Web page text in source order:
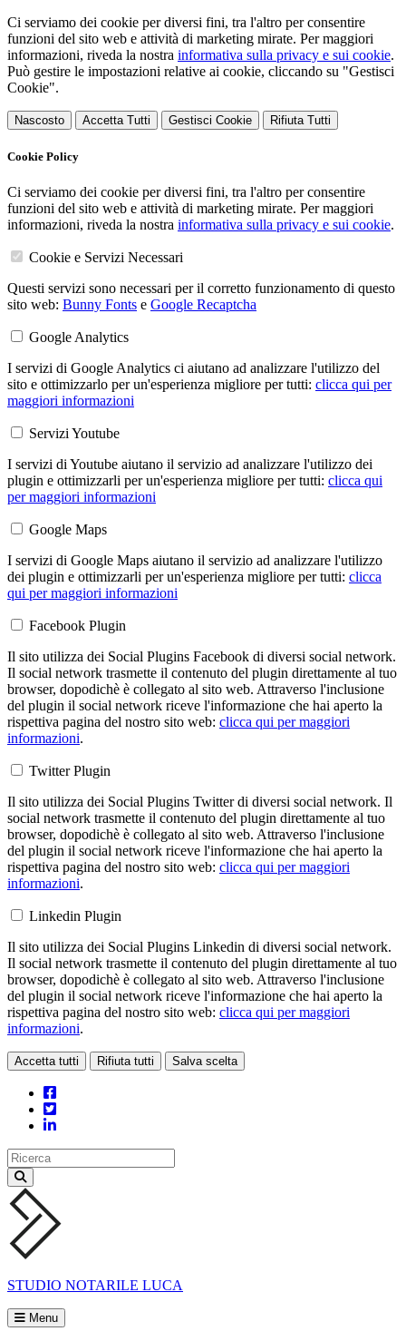
Ci serviamo dei cookie per diversi fini, tra l'altro per consentire
funzioni del sito web e attività di marketing mirate. Per maggiori
informazioni, riveda la nostra informativa sulla privacy e sui cookie.
Può gestire le impostazioni relative ai cookie, cliccando su "Gestisci
Cookie".
Nascosto Accetta Tutti Gestisci Cookie Rifiuta Tutti
Cookie Policy
Ci serviamo dei cookie per diversi fini, tra l'altro per consentire
funzioni del sito web e attività di marketing mirate. Per maggiori
informazioni, riveda la nostra informativa sulla privacy e sui cookie.
Cookie e Servizi Necessari
Questi servizi sono necessari per il corretto funzionamento di questo
sito web: Bunny Fonts e Google Recaptcha
Google Analytics
I servizi di Google Analytics ci aiutano ad analizzare l'utilizzo del
sito e ottimizzarlo per un'esperienza migliore per tutti: clicca qui per
maggiori informazioni
Servizi Youtube
I servizi di Youtube aiutano il servizio ad analizzare l'utilizzo dei
plugin e ottimizzarli per un'esperienza migliore per tutti: clicca qui
per maggiori informazioni
Google Maps
I servizi di Google Maps aiutano il servizio ad analizzare l'utilizzo
dei plugin e ottimizzarli per un'esperienza migliore per tutti: clicca
qui per maggiori informazioni
Facebook Plugin
Il sito utilizza dei Social Plugins Facebook di diversi social network.
Il social network trasmette il contenuto del plugin direttamente al tuo
browser, dopodichè è collegato al sito web. Attraverso l'inclusione
del plugin il social network riceve l'informazione che hai aperto la
rispettiva pagina del nostro sito web: clicca qui per maggiori
informazioni.
Twitter Plugin
Il sito utilizza dei Social Plugins Twitter di diversi social network. Il
social network trasmette il contenuto del plugin direttamente al tuo
browser, dopodichè è collegato al sito web. Attraverso l'inclusione
del plugin il social network riceve l'informazione che hai aperto la
rispettiva pagina del nostro sito web: clicca qui per maggiori
informazioni.
Linkedin Plugin
Il sito utilizza dei Social Plugins Linkedin di diversi social network.
Il social network trasmette il contenuto del plugin direttamente al tuo
browser, dopodichè è collegato al sito web. Attraverso l'inclusione
del plugin il social network riceve l'informazione che hai aperto la
rispettiva pagina del nostro sito web: clicca qui per maggiori
informazioni.
Accetta tutti Rifiuta tutti Salva scelta
STUDIO NOTARILE LUCA
Menu